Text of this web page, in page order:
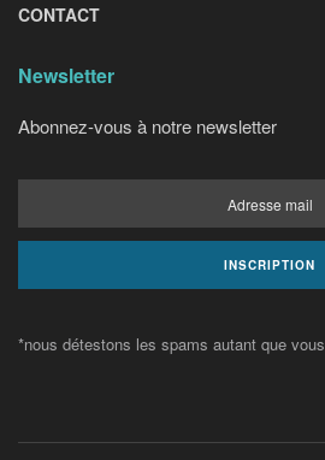
CONTACT
Newsletter
Abonnez-vous à notre newsletter
*nous détestons les spams autant que vous